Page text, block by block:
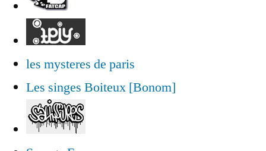
les mysteres de paris
Les singes Boiteux [Bonom]